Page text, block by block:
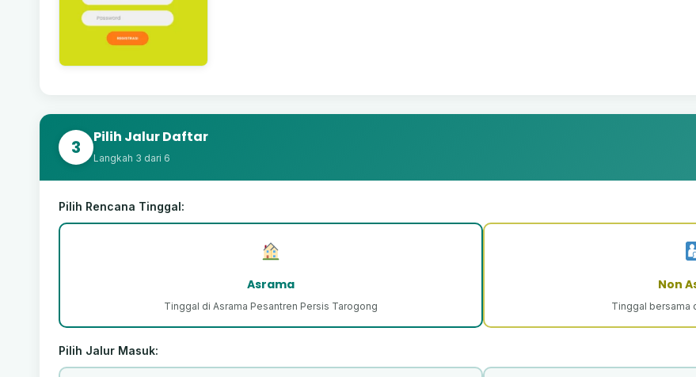
3 Pilih Jalur Daftar
Langkah 3 dari 6
Pilih Rencana Tinggal:
Asrama
Tinggal di Asrama Pesantren Persis Tarogong
Non
Tinggal bersama
Pilih Jalur Masuk: